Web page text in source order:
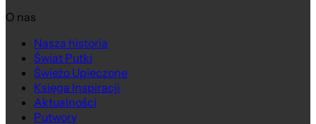
O nas
Nasza historia
Świat Putki
Świeżo Upieczone
Księga Inspiracji
Aktualności
Putwory